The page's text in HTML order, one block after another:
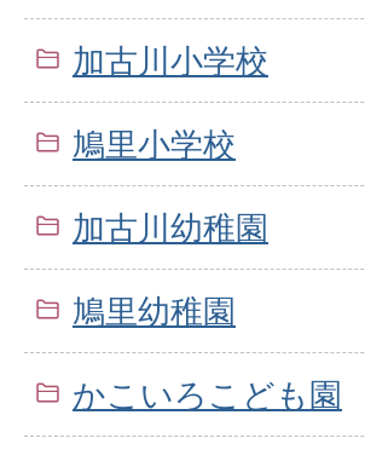
加古川小学校
鳩里小学校
加古川幼稚園
鳩里幼稚園
かこいろこども園